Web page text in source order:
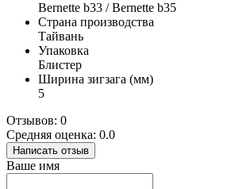
Bernette b33 / Bernette b35
Страна производства
Тайвань
Упаковка
Блистер
Ширина зигзага (мм)
5
Отзывов: 0
Средняя оценка: 0.0
Написать отзыв
Ваше имя